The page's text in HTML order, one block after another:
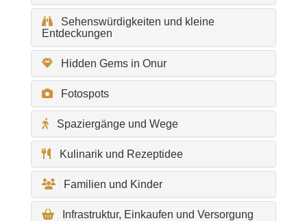
Sehenswürdigkeiten und kleine
Entdeckungen
Hidden Gems in Onur
Fotospots
Spaziergänge und Wege
Kulinarik und Rezeptidee
Familien und Kinder
Infrastruktur, Einkaufen und Versorgung